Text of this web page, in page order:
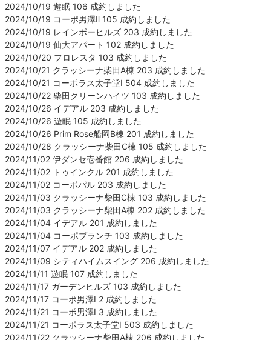
2024/10/19 遊眠 106 成約しました
2024/10/19 コーポ男澤Ⅱ 105 成約しました
2024/10/19 レインボーヒルズ 203 成約しました
2024/10/19 仙大アパート 102 成約しました
2024/10/20 フロレスタ 103 成約しました
2024/10/21 クラッシーナ柴田A棟 203 成約しました
2024/10/21 コーポラス太子堂Ⅰ 504 成約しました
2024/10/22 柴田クリーンハイツ 103 成約しました
2024/10/26 イデアル 203 成約しました
2024/10/26 遊眠 105 成約しました
2024/10/26 Prim Rose船岡B棟 201 成約しました
2024/10/28 クラッシーナ柴田C棟 105 成約しました
2024/11/02 伊ダンセ壱番館 206 成約しました
2024/11/02 トゥインクル 201 成約しました
2024/11/02 コーポパル 203 成約しました
2024/11/03 クラッシーナ柴田C棟 103 成約しました
2024/11/03 クラッシーナ柴田A棟 202 成約しました
2024/11/04 イデアル 201 成約しました
2024/11/04 コーポブランチ 103 成約しました
2024/11/07 イデアル 202 成約しました
2024/11/09 シティハイムスイング 206 成約しました
2024/11/11 遊眠 107 成約しました
2024/11/17 ガーデンヒルズ 103 成約しました
2024/11/17 コーポ男澤Ⅰ 2 成約しました
2024/11/21 コーポ男澤Ⅰ 3 成約しました
2024/11/21 コーポラス太子堂Ⅰ 503 成約しました
2024/11/22 クラッシーナ柴田A棟 206 成約しました